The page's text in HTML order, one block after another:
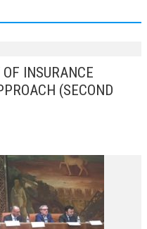
INSURANCE
(SECOND